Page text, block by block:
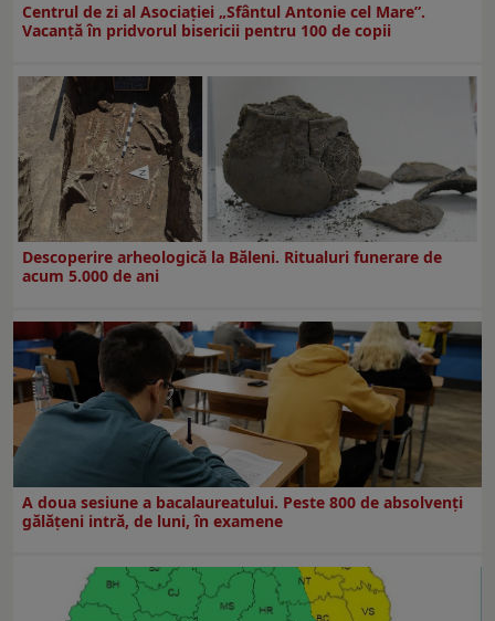
Centrul de zi al Asociației „Sfântul Antonie cel Mare”.
Vacanță în pridvorul bisericii pentru 100 de copii
Descoperire arheologică la Băleni. Ritualuri funerare de
acum 5.000 de ani
A doua sesiune a bacalaureatului. Peste 800 de absolvenţi
gălăţeni intră, de luni, în examene